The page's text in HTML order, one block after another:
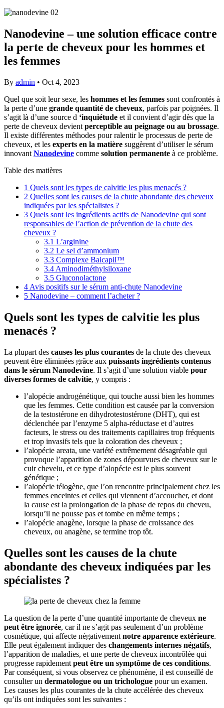
Nanodevine – une solution efficace contre
la perte de cheveux pour les hommes et
les femmes
By admin • Oct 4, 2023
Quel que soit leur sexe, les hommes et les femmes sont confrontés à
la perte d’une grande quantité de cheveux, parfois par poignées. Il
s’agit là d’une source d ‘inquiétude et il convient d’agir dès que la
perte de cheveux devient perceptible au peignage ou au brossage.
Il existe différentes méthodes pour ralentir le processus de perte de
cheveux, et les experts en la matière suggèrent d’utiliser le sérum
innovant Nanodevine comme solution permanente à ce problème.
Table des matières
1 Quels sont les types de calvitie les plus menacés ?
2 Quelles sont les causes de la chute abondante des cheveux
indiquées par les spécialistes ?
3 Quels sont les ingrédients actifs de Nanodevine qui sont
responsables de l’action de prévention de la chute des
cheveux ?
3.1 L’arginine
3.2 Le sel d’ammonium
3.3 Complexe Baicapil™
3.4 Aminodiméthylsiloxane
3.5 Gluconolactone
4 Avis positifs sur le sérum anti-chute Nanodevine
5 Nanodevine – comment l’acheter ?
Quels sont les types de calvitie les plus
menacés ?
La plupart des causes les plus courantes de la chute des cheveux
peuvent être éliminées grâce aux puissants ingrédients contenus
dans le sérum Nanodevine. Il s’agit d’une solution viable pour
diverses formes de calvitie, y compris :
l’alopécie androgénétique, qui touche aussi bien les hommes
que les femmes. Cette condition est causée par la conversion
de la testostérone en dihydrotestostérone (DHT), qui est
déclenchée par l’enzyme 5 alpha-réductase et d’autres
facteurs, le stress ou des traitements capillaires trop fréquents
et trop invasifs tels que la coloration des cheveux ;
l’alopécie areata, une variété extrêmement désagréable qui
provoque l’apparition de zones dépourvues de cheveux sur le
cuir chevelu, et ce type d’alopécie est le plus souvent
génétique ;
l’alopécie télogène, que l’on rencontre principalement chez les
femmes enceintes et celles qui viennent d’accoucher, et dont
la cause est la prolongation de la phase de repos du cheveu,
lorsqu’il ne pousse pas et tombe en même temps ;
l’alopécie anagène, lorsque la phase de croissance des
cheveux, ou anagène, se termine trop tôt.
Quelles sont les causes de la chute
abondante des cheveux indiquées par les
spécialistes ?
La question de la perte d’une quantité importante de cheveux ne
peut être ignorée, car il ne s’agit pas seulement d’un problème
cosmétique, qui affecte négativementnotre apparence extérieure.
Elle peut également indiquer des changements internes négatifs,
l’apparition de maladies, et une perte de cheveux incontrôlée qui
progresse rapidementpeut être un symptôme de ces conditions.
Par conséquent, si vous observez ce phénomène, il est conseillé de
consulter un dermatologue ou un trichologue pour un examen.
Les causes les plus courantes de la chute accélérée des cheveux
qu’ils ont indiquées sont les suivantes :